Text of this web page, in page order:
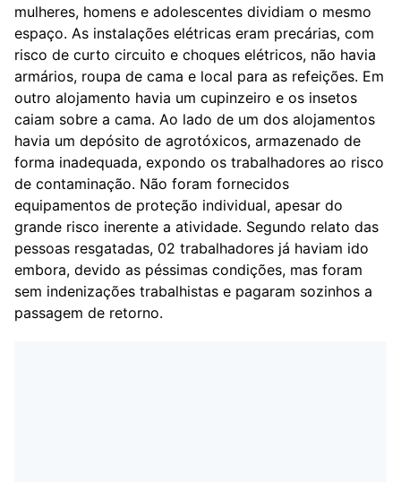
mulheres, homens e adolescentes dividiam o mesmo
espaço. As instalações elétricas eram precárias, com
risco de curto circuito e choques elétricos, não havia
armários, roupa de cama e local para as refeições. Em
outro alojamento havia um cupinzeiro e os insetos
caiam sobre a cama. Ao lado de um dos alojamentos
havia um depósito de agrotóxicos, armazenado de
forma inadequada, expondo os trabalhadores ao risco
de contaminação. Não foram fornecidos
equipamentos de proteção individual, apesar do
grande risco inerente a atividade. Segundo relato das
pessoas resgatadas, 02 trabalhadores já haviam ido
embora, devido as péssimas condições, mas foram
sem indenizações trabalhistas e pagaram sozinhos a
passagem de retorno.